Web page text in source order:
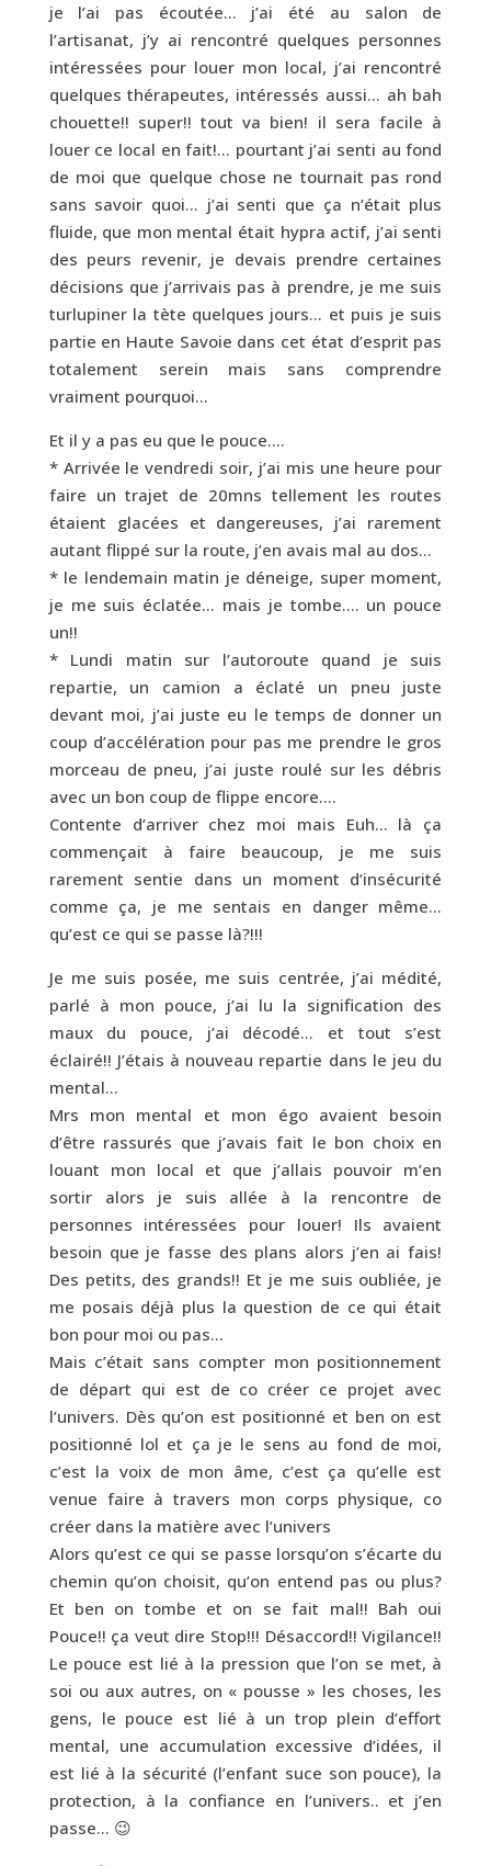
je l’ai pas écoutée… j’ai été au salon de
l’artisanat, j’y ai rencontré quelques personnes
intéressées pour louer mon local, j’ai rencontré
quelques thérapeutes, intéressés aussi… ah bah
chouette!! super!! tout va bien! il sera facile à
louer ce local en fait!… pourtant j’ai senti au fond
de moi que quelque chose ne tournait pas rond
sans savoir quoi… j’ai senti que ça n’était plus
fluide, que mon mental était hypra actif, j’ai senti
des peurs revenir, je devais prendre certaines
décisions que j’arrivais pas à prendre, je me suis
turlupiner la tète quelques jours… et puis je suis
partie en Haute Savoie dans cet état d’esprit pas
totalement serein mais sans comprendre
vraiment pourquoi…
Et il y a pas eu que le pouce….
* Arrivée le vendredi soir, j’ai mis une heure pour
faire un trajet de 20mns tellement les routes
étaient glacées et dangereuses, j’ai rarement
autant flippé sur la route, j’en avais mal au dos…
* le lendemain matin je déneige, super moment,
je me suis éclatée… mais je tombe…. un pouce
un!!
* Lundi matin sur l’autoroute quand je suis
repartie, un camion a éclaté un pneu juste
devant moi, j’ai juste eu le temps de donner un
coup d’accélération pour pas me prendre le gros
morceau de pneu, j’ai juste roulé sur les débris
avec un bon coup de flippe encore….
Contente d’arriver chez moi mais Euh… là ça
commençait à faire beaucoup, je me suis
rarement sentie dans un moment d’insécurité
comme ça, je me sentais en danger même…
qu’est ce qui se passe là?!!!
Je me suis posée, me suis centrée, j’ai médité,
parlé à mon pouce, j’ai lu la signification des
maux du pouce, j’ai décodé… et tout s’est
éclairé!! J’étais à nouveau repartie dans le jeu du
mental…
Mrs mon mental et mon égo avaient besoin
d’être rassurés que j’avais fait le bon choix en
louant mon local et que j’allais pouvoir m’en
sortir alors je suis allée à la rencontre de
personnes intéressées pour louer! Ils avaient
besoin que je fasse des plans alors j’en ai fais!
Des petits, des grands!! Et je me suis oubliée, je
me posais déjà plus la question de ce qui était
bon pour moi ou pas…
Mais c’était sans compter mon positionnement
de départ qui est de co créer ce projet avec
l’univers. Dès qu’on est positionné et ben on est
positionné lol et ça je le sens au fond de moi,
c’est la voix de mon âme, c’est ça qu’elle est
venue faire à travers mon corps physique, co
créer dans la matière avec l’univers
Alors qu’est ce qui se passe lorsqu’on s’écarte du
chemin qu’on choisit, qu’on entend pas ou plus?
Et ben on tombe et on se fait mal!! Bah oui
Pouce!! ça veut dire Stop!!! Désaccord!! Vigilance!!
Le pouce est lié à la pression que l’on se met, à
soi ou aux autres, on « pousse » les choses, les
gens, le pouce est lié à un trop plein d’effort
mental, une accumulation excessive d’idées, il
est lié à la sécurité (l’enfant suce son pouce), la
protection, à la confiance en l’univers.. et j’en
passe… 😉